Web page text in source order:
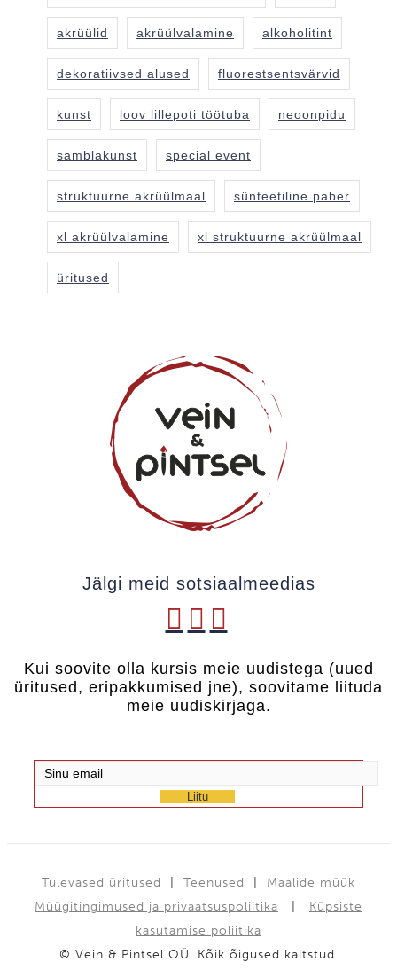
akrüülid akrüülvalamine alkoholitint
dekoratiivsed alused fluorestsentsvärvid
kunst loov lillepoti töötuba neoonpidu
samblakunst special event
struktuurne akrüülmaal sünteetiline paber
xl akrüülvalamine xl struktuurne akrüülmaal
üritused
Jälgi meid sotsiaalmeedias
Kui soovite olla kursis meie uudistega (uued
üritused, eripakkumised jne), soovitame liituda
meie uudiskirjaga.
Liitu
Tulevased üritused Teenused
Maalide müük
Müügitingimused ja privaatsuspoliitika
Küpsiste
kasutamise poliitika
© Vein & Pintsel OÜ. Kõik õigused kaitstud.